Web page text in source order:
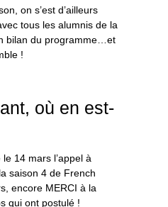
on s’est d’ailleurs
tous les alumnis de la
bilan du programme…et
!
où en est-
14 mars l’appel à
saison 4 de French
encore MERCI à la
qui ont postulé !